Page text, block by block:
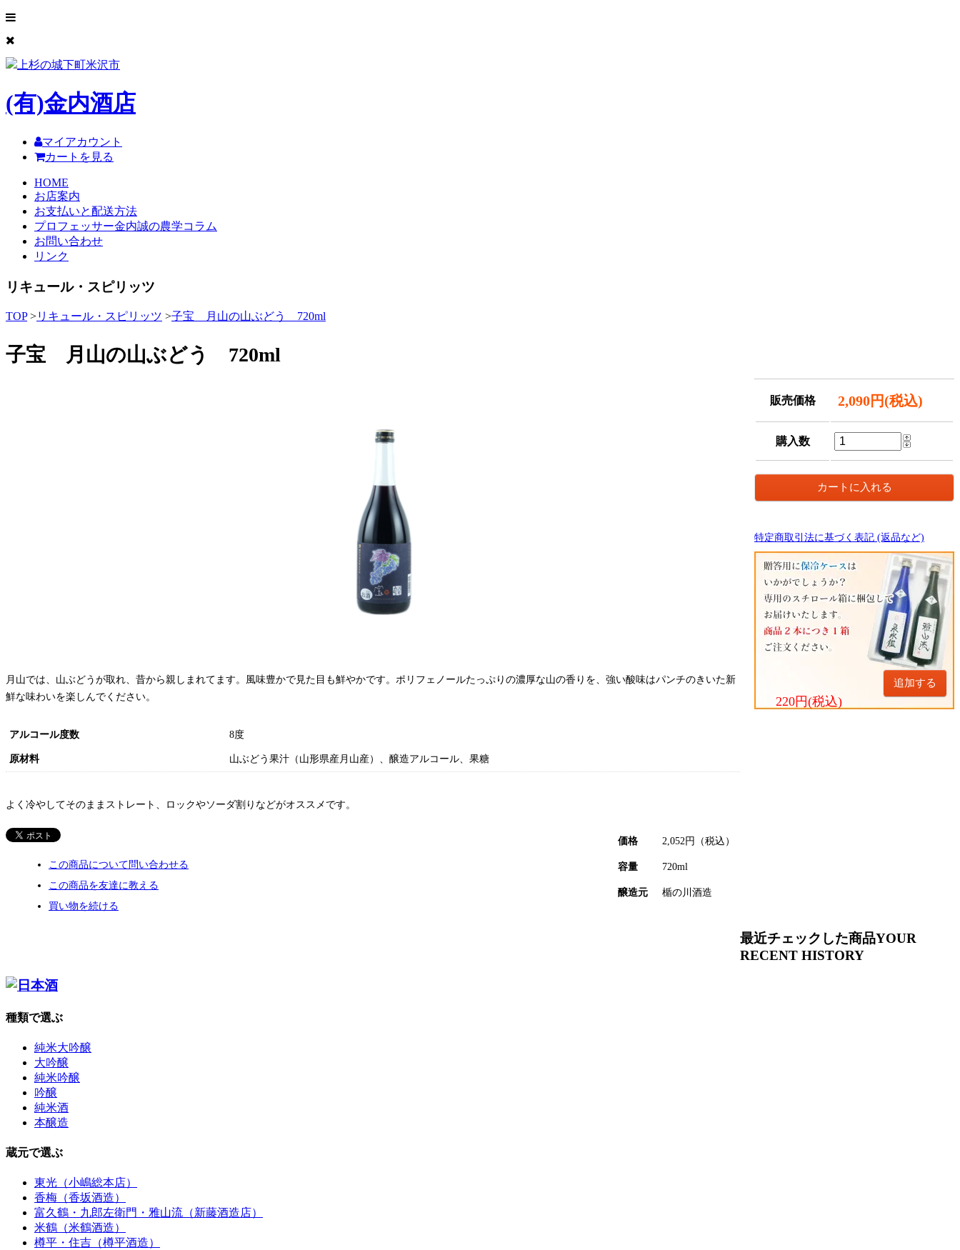
上杉の城下町米沢市
(有)金内酒店
マイアカウント
カートを見る
HOME
お店案内
お支払いと配送方法
プロフェッサー金内誠の農学コラム
お問い合わせ
リンク
リキュール・スピリッツ
TOP >リキュール・スピリッツ >子宝 月山の山ぶどう 720ml
子宝 月山の山ぶどう 720ml
販売価格 2,090円(税込)
購入数
特定商取引法に基づく表記 (返品など)
追加する
220円(税込)
月山では、山ぶどうが取れ、昔から親しまれてます。風味豊かで見た目も鮮やかです。ポリフェノールたっぷりの濃厚な山の香りを、強い酸味はパンチのきいた新
鮮な味わいを楽しんでください。
アルコール度数 8度
原材料 山ぶどう果汁（山形県産月山産）、醸造アルコール、果糖
よく冷やしてそのままストレート、ロックやソーダ割りなどがオススメです。
価格 2,052円（税込）
容量 720ml
醸造元 楯の川酒造
この商品について問い合わせる
この商品を友達に教える
買い物を続ける
最近チェックした商品YOUR
RECENT HISTORY
種類で選ぶ
純米大吟醸
大吟醸
純米吟醸
吟醸
純米酒
本醸造
蔵元で選ぶ
東光（小嶋総本店）
香梅（香坂酒造）
富久鶴・九郎左衛門・雅山流（新藤酒造店）
米鶴（米鶴酒造）
樽平・住吉（樽平酒造）